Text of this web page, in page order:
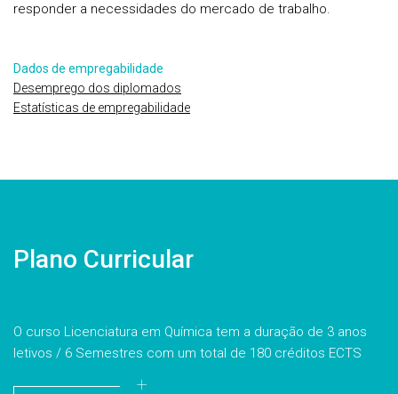
responder a necessidades do mercado de trabalho.
Dados de empregabilidade
Desemprego dos diplomados
Estatísticas de empregabilidade
Plano Curricular
O curso Licenciatura em Química tem a duração de 3 anos
letivos / 6 Semestres com um total de 180 créditos ECTS